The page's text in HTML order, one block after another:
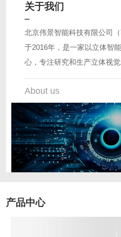
关于我们
北京伟景智能科技有限公司
于2016年，是一家以立体智
心，专注研究和生产立体视
的人工智能公司。公司拥有
方案和智能机器人的生产线。
About us
产品中心